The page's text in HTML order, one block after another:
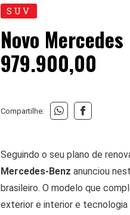
SUV
Novo
979.900,00
Compartilhe:
Seguindo o seu plano de
Mercedes-Benz anunciou
brasileiro. O modelo que
exterior e interior e tecnologia